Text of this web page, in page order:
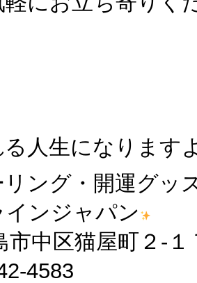
人生になります
ング・開運グッ
インジャパン
中区猫屋町２-
4583